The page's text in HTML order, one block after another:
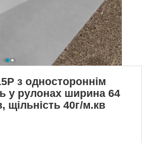
з одностороннім
у рулонах ширина 64
щільність 40г/м.кв